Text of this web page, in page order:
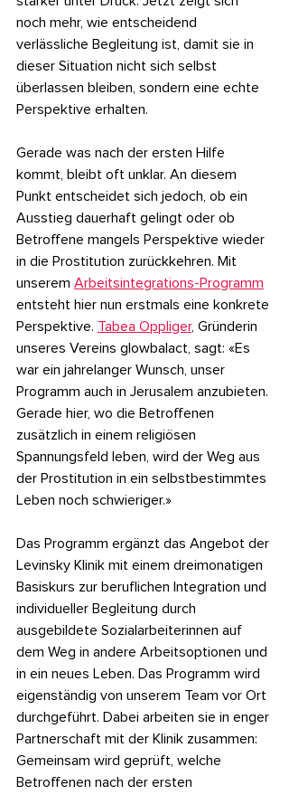
noch mehr, wie entscheidend
verlässliche Begleitung ist, damit sie in
dieser Situation nicht sich selbst
überlassen bleiben, sondern eine echte
Perspektive erhalten.
Gerade was nach der ersten Hilfe
kommt, bleibt oft unklar. An diesem
Punkt entscheidet sich jedoch, ob ein
Ausstieg dauerhaft gelingt oder ob
Betroffene mangels Perspektive wieder
in die Prostitution zurückkehren. Mit
unserem Arbeitsintegrations-Programm
entsteht hier nun erstmals eine konkrete
Perspektive. Tabea Oppliger, Gründerin
unseres Vereins glowbalact, sagt: «Es
war ein jahrelanger Wunsch, unser
Programm auch in Jerusalem anzubieten.
Gerade hier, wo die Betroffenen
zusätzlich in einem religiösen
Spannungsfeld leben, wird der Weg aus
der Prostitution in ein selbstbestimmtes
Leben noch schwieriger.»
Das Programm ergänzt das Angebot der
Levinsky Klinik mit einem dreimonatigen
Basiskurs zur beruflichen Integration und
individueller Begleitung durch
ausgebildete Sozialarbeiterinnen auf
dem Weg in andere Arbeitsoptionen und
in ein neues Leben. Das Programm wird
eigenständig von unserem Team vor Ort
durchgeführt. Dabei arbeiten sie in enger
Partnerschaft mit der Klinik zusammen:
Gemeinsam wird geprüft, welche
Betroffenen nach der ersten